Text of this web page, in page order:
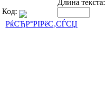
Длина текста:
Код:
РќСЂР°РІРёС‚СЃСЏ